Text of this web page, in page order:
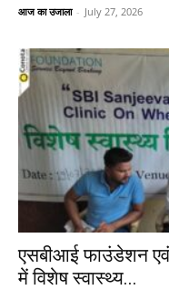
आज का उजाला - July 27, 2026
एसबीआई फाउंडेशन
में विशेष स्वास्थ्य...